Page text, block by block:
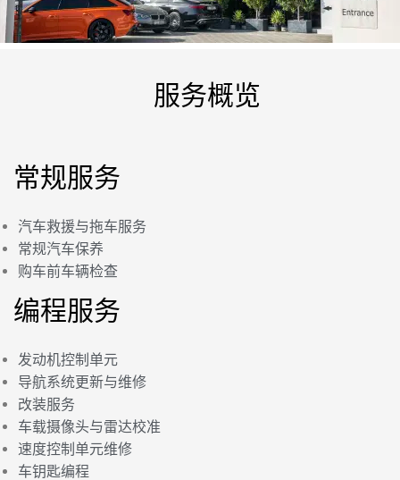
服务概览
常规服务
汽车救援与拖车服务
常规汽车保养
购车前车辆检查
编程服务
发动机控制单元
导航系统更新与维修
改装服务
车载摄像头与雷达校准
速度控制单元维修
车钥匙编程